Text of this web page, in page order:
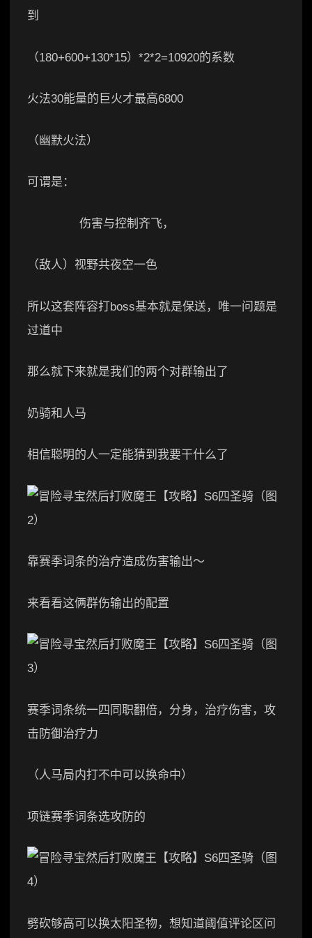
到
（180+600+130*15）*2*2=10920的系数
火法30能量的巨火才最高6800
（幽默火法）
可谓是：
伤害与控制齐飞，
（敌人）视野共夜空一色
所以这套阵容打boss基本就是保送，唯一问题是
过道中
那么就下来就是我们的两个对群输出了
奶骑和人马
相信聪明的人一定能猜到我要干什么了
靠赛季词条的治疗造成伤害输出～
来看看这俩群伤输出的配置
赛季词条统一四同职翻倍，分身，治疗伤害，攻
击防御治疗力
（人马局内打不中可以换命中）
项链赛季词条选攻防的
劈砍够高可以换太阳圣物，想知道阈值评论区问